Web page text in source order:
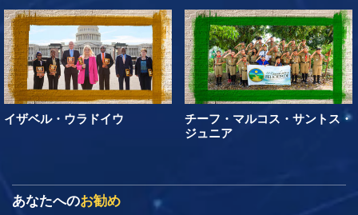
イザベル・ウラドイウ
チーフ・マルコス・サントス・
ジュニア
あなたへのお勧め